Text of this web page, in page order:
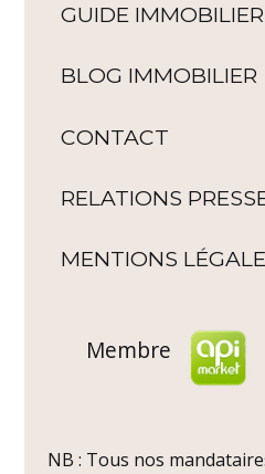
GUIDE IMMOBILIER
BLOG IMMOBILIER
CONTACT
RELATIONS
MENTIONS
Membre
NB : Tous nos